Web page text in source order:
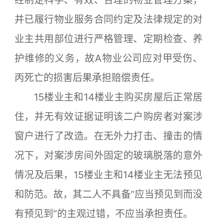
并已履行物业服务合同约定及法律规定的对
业主共用部位进行严格管理、定期检查、养
护维修的义务，故A物业公司应对甲受伤、
丙死亡的损害后果承担赔偿责任。
15楼业主和14楼业主购买房屋后正常居
住，并无有效证据证明该二户购房者对案涉
窗户进行了改造。在无外力打击、撞击的情
况下，对案涉房间外固定的玻璃脱落的意外
情况及后果，15楼业主和14楼业主无法预见
和防范。故，其二人不具备“应当预见到而没
有预见到”的主观过错，不应当承担责任。